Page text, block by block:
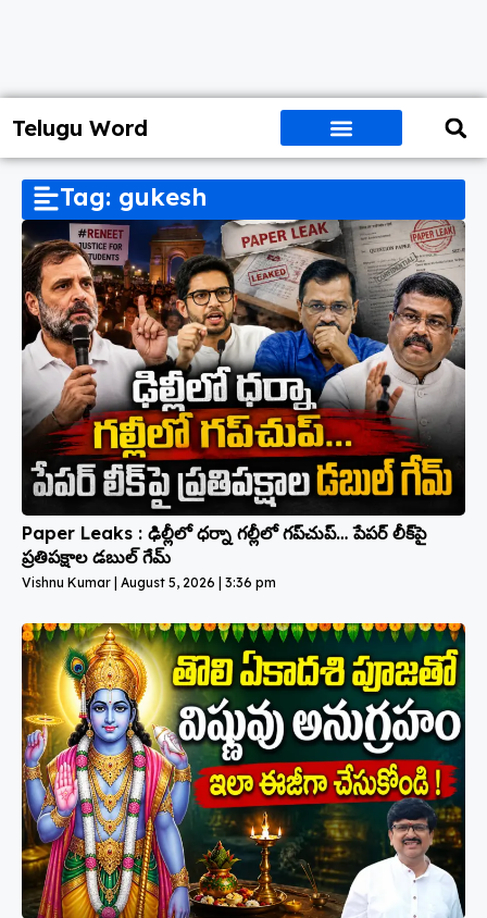
Telugu Word
Tag: gukesh
Paper Leaks : ఢిల్లీలో ధర్నా గల్లీలో గప్‌చుప్… పేపర్ లీక్‌పై
ప్రతిపక్షాల డబుల్ గేమ్
Vishnu Kumar August 5, 2026 3:36 pm